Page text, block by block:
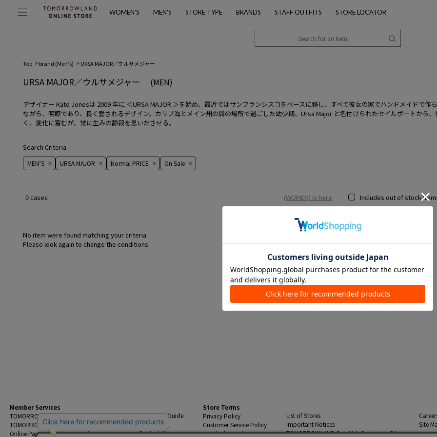
WOMEN’S MEN’S STORE TYPE BRANDS STAFF OUTFITS STORE LOCATOR
Top brand (Men's) URSA MAJOR／ウルサメジャー
URSA MAJOR／ウルサメジャー (MEN)
デザイナー Kate Jonesは 2009 年に ＜URSA MAJOR ＞を始め、最近ではサンフランシスコをベースに移し、すべて彼女の家でハンドメイドで
ながら、明瞭であり、長く愛されるデザイン。カリブ海とメイン州の間の場所で過ごした幼少期、Ursa Major と名付けられたセイルボートから
く、変化に富むが、常に生みの静寂を思いださせる。
Search Criteria
MEN’S URSA MAJOR Normal PRICE On ​​Sale​​
0 cases (WOMEN) is here Includes out of stock
No item were found matching your criteria.
Please look again to change the conditions.
Member Services
TOMORROWLAND Members
TOMORROWLAND App
Online Payment and Reservation Services
Beginner's Guide
FAQ
Contact Us
Store Terms
Privacy Policy
Customer Service Policy
Legal Information
List of Stores
Important Notices
TOMORROWLAND Co., Ltd. Corporate Site
Site